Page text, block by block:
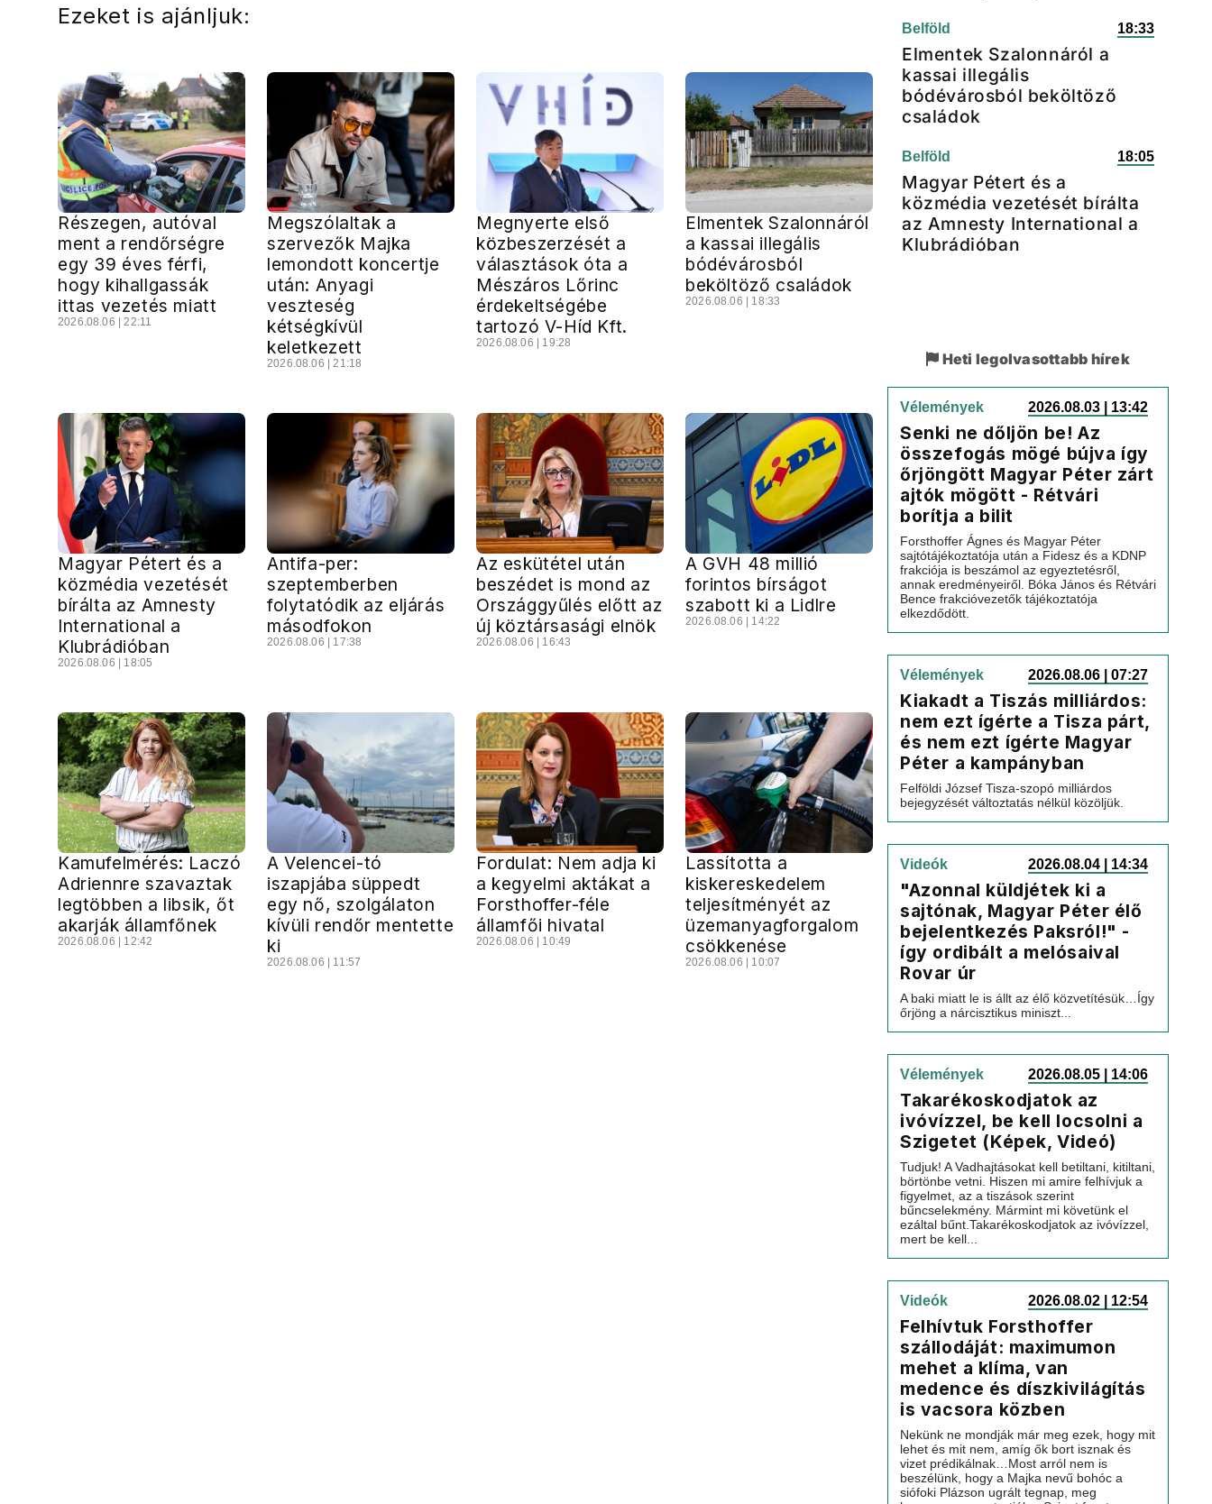
Ezeket is ajánljuk:
Részegen, autóval
ment a rendőrségre
egy 39 éves férfi,
hogy kihallgassák
ittas vezetés miatt
2026.08.06 | 22:11
Megszólaltak a
szervezők Majka
lemondott koncertje
után: Anyagi
veszteség
kétségkívül
keletkezett
2026.08.06 | 21:18
Megnyerte első
közbeszerzését a
választások óta a
Mészáros Lőrinc
érdekeltségébe
tartozó V-Híd Kft.
2026.08.06 | 19:28
Elmentek Szalonnáról
a kassai illegális
bódévárosból
beköltöző családok
2026.08.06 | 18:33
Magyar Pétert és a
közmédia vezetését
bírálta az Amnesty
International a
Klubrádióban
2026.08.06 | 18:05
Antifa-per:
szeptemberben
folytatódik az eljárás
másodfokon
2026.08.06 | 17:38
Az eskütétel után
beszédet is mond az
Országgyűlés előtt az
új köztársasági elnök
2026.08.06 | 16:43
A GVH 48 millió
forintos bírságot
szabott ki a Lidlre
2026.08.06 | 14:22
Kamufelmérés: Laczó
Adriennre szavaztak
legtöbben a libsik, őt
akarják államfőnek
2026.08.06 | 12:42
A Velencei-tó
iszapjába süppedt
egy nő, szolgálaton
kívüli rendőr mentette
ki
2026.08.06 | 11:57
Fordulat: Nem adja ki
a kegyelmi aktákat a
Forsthoffer-féle
államfői hivatal
2026.08.06 | 10:49
Lassította a
kiskereskedelem
teljesítményét az
üzemanyagforgalom
csökkenése
2026.08.06 | 10:07
Belföld 18:33
Elmentek Szalonnáról a
kassai illegális
bódévárosból beköltöző
családok
Belföld 18:05
Magyar Pétert és a
közmédia vezetését bírálta
az Amnesty International a
Klubrádióban
Heti legolvasottabb hírek
Vélemények 2026.08.03 | 13:42
Senki ne dőljön be! Az
összefogás mögé bújva így
őrjöngött Magyar Péter zárt
ajtók mögött - Rétvári
borítja a bilit
Forsthoffer Ágnes és Magyar Péter
sajtótájékoztatója után a Fidesz és a KDNP
frakciója is beszámol az egyeztetésről,
annak eredményeiről. Bóka János és Rétvári
Bence frakcióvezetők tájékoztatója
elkezdődött.
Vélemények 2026.08.06 | 07:27
Kiakadt a Tiszás milliárdos:
nem ezt ígérte a Tisza párt,
és nem ezt ígérte Magyar
Péter a kampányban
Felföldi József Tisza-szopó milliárdos
bejegyzését változtatás nélkül közöljük.
Videók 2026.08.04 | 14:34
"Azonnal küldjétek ki a
sajtónak, Magyar Péter élő
bejelentkezés Paksról!" -
így ordibált a melósaival
Rovar úr
A baki miatt le is állt az élő közvetítésük…Így
őrjöng a nárcisztikus miniszt...
Vélemények 2026.08.05 | 14:06
Takarékoskodjatok az
ivóvízzel, be kell locsolni a
Szigetet (Képek, Videó)
Tudjuk! A Vadhajtásokat kell betiltani, kitiltani,
börtönbe vetni. Hiszen mi amire felhívjuk a
figyelmet, az a tiszások szerint
bűncselekmény. Mármint mi követünk el
ezáltal bűnt.Takarékoskodjatok az ivóvízzel,
mert be kell...
Videók 2026.08.02 | 12:54
Felhívtuk Forsthoffer
szállodáját: maximumon
mehet a klíma, van
medence és díszkivilágítás
is vacsora közben
Nekünk ne mondják már meg ezek, hogy mit
lehet és mit nem, amíg ők bort isznak és
vizet prédikálnak…Most arról nem is
beszélünk, hogy a Majka nevű bohóc a
siófoki Plázson ugrált tegnap, meg